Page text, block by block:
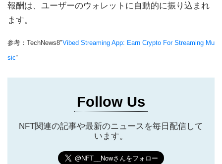
報酬は、ユーザーのウォレットに自動的に振り込まれ
ます。
参考：TechNews8″Vibed Streaming App: Earn Crypto For Streaming Mu
sic“
Follow Us
NFT関連の記事や最新のニュースを毎日配信して
います。